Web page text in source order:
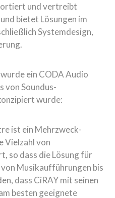
und vertreibt
bietet Lösungen im
Systemdesign,
ein CODA Audio
von Soundus-
wurde:
ist ein Mehrzweck-
Vielzahl von
so dass die Lösung für
Musikaufführungen bis
dass CiRAY mit seinen
besten geeignete